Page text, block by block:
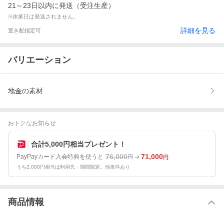
21～23日以内に発送（受注生産）
※休業日は発送されません。
置き配指定可 詳細を見る
バリエーション
地金の素材
おトクなお知らせ
合計5,000円相当プレゼント！
PayPayカード入会特典を使うと 76,000円 71,000円
うち2,000円相当は利用先・期間限定。他条件あり
商品情報